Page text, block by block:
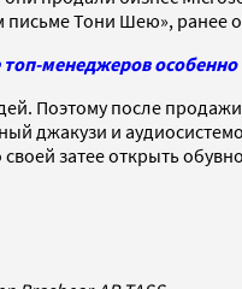
Тони Шею», ранее
менеджеров
Поэтому после
джакузи и
затее открыть